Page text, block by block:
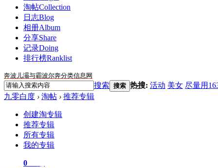
淘帖Collection
日志Blog
相册Album
分享Share
记录Doing
排行榜Ranklist
奔波儿灞与霸波尔奔分类信息网
搜索 搜索 热搜: 活动 美女 尽量用
九零白度 › 淘帖 › 推荐专辑
创建淘专辑
推荐专辑
所有专辑
我的专辑
0